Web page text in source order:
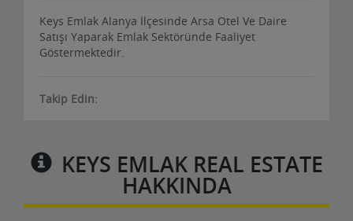
Keys Emlak Alanya İlçesinde Arsa Otel Ve Daire
Satışı Yaparak Emlak Sektöründe Faaliyet
Göstermektedir.
Takip Edin:
KEYS EMLAK REAL ESTATE
HAKKINDA